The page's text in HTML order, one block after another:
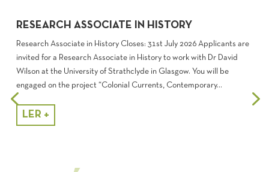
RESEARCH ASSOCIATE IN HISTORY
Research Associate in History Closes: 31st July 2026 Applicants are
invited for a Research Associate in History to work with Dr David
Wilson at the University of Strathclyde in Glasgow. You will be
engaged on the project “Colonial Currents, Contemporary...
LER +